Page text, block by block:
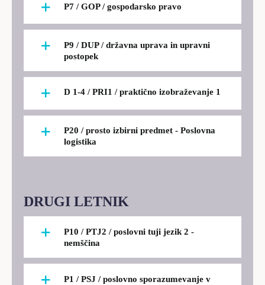
P7 / GOP / gospodarsko pravo
P9 / DUP / državna uprava in upravni
postopek
D 1-4 / PRI1 / praktično izobraževanje 1
P20 / prosto izbirni predmet - Poslovna
logistika
DRUGI LETNIK
P10 / PTJ2 / poslovni tuji jezik 2 -
nemščina
P1 / PSJ / poslovno sporazumevanje v